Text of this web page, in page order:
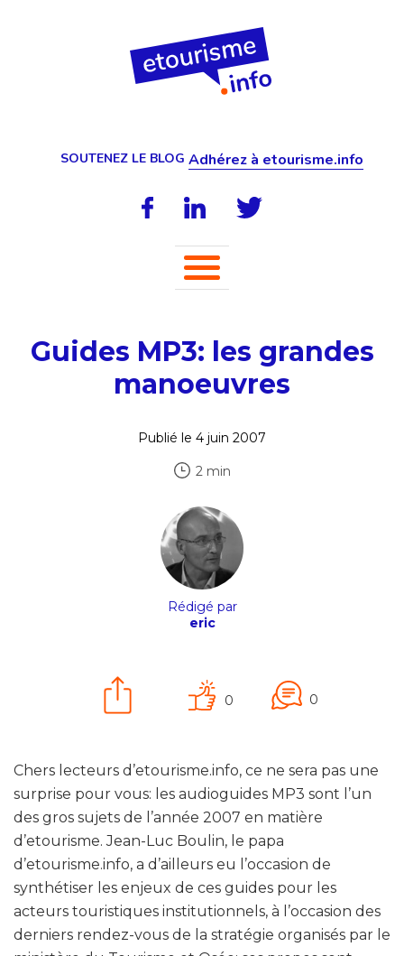
SOUTENEZ LE BLOG Adhérez à etourisme.info
Guides MP3: les grandes
manoeuvres
Publié le 4 juin 2007
2 min
Rédigé par
eric
0 0
Chers lecteurs d’etourisme.info, ce ne sera pas une
surprise pour vous: les audioguides MP3 sont l’un
des gros sujets de l’année 2007 en matière
d’etourisme. Jean-Luc Boulin, le papa
d’etourisme.info, a d’ailleurs eu l’occasion de
synthétiser les enjeux de ces guides pour les
acteurs touristiques institutionnels, à l’occasion des
derniers rendez-vous de la stratégie organisés par le